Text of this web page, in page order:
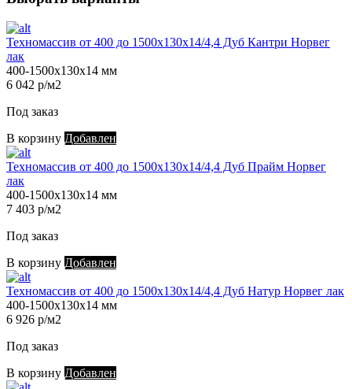
Техномассив от 400 до 1500х130х14/4,4 Дуб Кантри Норвег
лак
400-1500х130х14 мм
6 042 р/м2
Под заказ
В корзину Добавлен
Техномассив от 400 до 1500х130х14/4,4 Дуб Прайм Норвег
лак
400-1500х130х14 мм
7 403 р/м2
Под заказ
В корзину Добавлен
Техномассив от 400 до 1500х130х14/4,4 Дуб Натур Норвег лак
400-1500х130х14 мм
6 926 р/м2
Под заказ
В корзину Добавлен